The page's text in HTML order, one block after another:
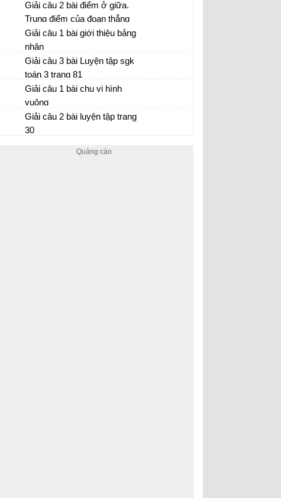
Giải câu 2 bài điểm ở giữa.
Trung điểm của đoạn thẳng
Giải câu 1 bài giới thiệu bảng
nhân
Giải câu 3 bài Luyện tập sgk
toán 3 trang 81
Giải câu 1 bài chu vi hình
vuông
Giải câu 2 bài luyện tập trang
30